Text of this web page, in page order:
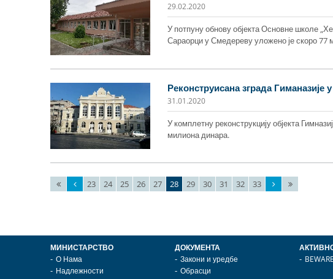
29.02.2020
У потпуну обнову објекта Основне школе
Сараорци у Смедереву уложено је скоро 77
Реконструисана зграда Гиманазије
31.01.2020
У комплетну реконструкцију објекта
милиона динара.
23 24 25 26 27 28 29 30 31 32 33
МИНИСТАРСТВО
О Нама
Надлежности
ДОКУМЕНТА
Закони и уредбе
Обрасци